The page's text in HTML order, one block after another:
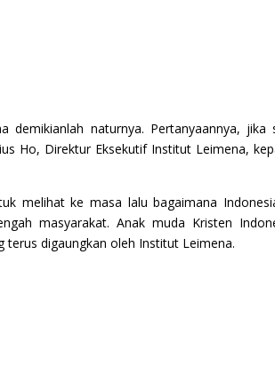
demikianlah naturnya. Pertanyaannya,
Ho, Direktur Eksekutif Institut Leimena,
melihat ke masa lalu bagaimana
masyarakat. Anak muda Kristen
terus digaungkan oleh Institut Leimena.